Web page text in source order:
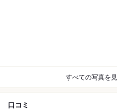
すべての写真を
口コミ